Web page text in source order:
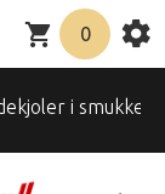
i smukke
0